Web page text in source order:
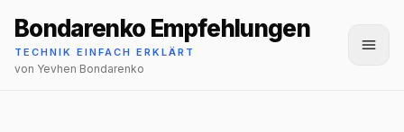
Bondarenko Empfehlungen
TECHNIK EINFACH ERKLÄRT
von Yevhen Bondarenko